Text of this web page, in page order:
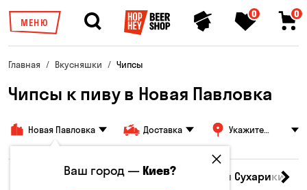
МЕНЮ
0 0
Главная Вкусняшки Чипсы
Чипсы к пиву в Новая Павловка
Новая Павловка Доставка
Укажите
Семечки Чипсы Гренки и Сухарики
Ваш город —Киев?